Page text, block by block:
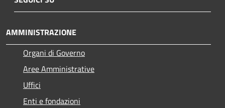
AMMINISTRAZIONE
Organi di Governo
Aree Amministrative
Uffici
Enti e fondazioni